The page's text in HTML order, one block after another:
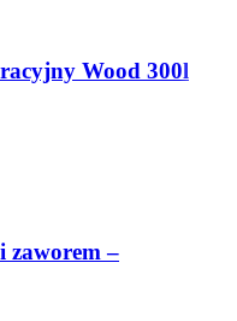
Wood 300l
zaworem –